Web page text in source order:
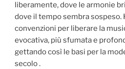
liberamente, dove le armonie
dove il tempo sembra sospeso.
convenzioni per liberare la
evocativa, più sfumata e
gettando così le basi per la
secolo .